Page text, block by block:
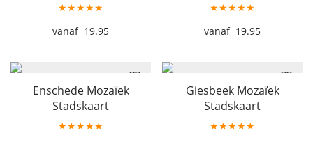
★★★★★
19.95
★★★★★
19.95
Enschede Mozaïek
Stadskaart
★★★★★
Giesbeek Mozaïek
Stadskaart
★★★★★